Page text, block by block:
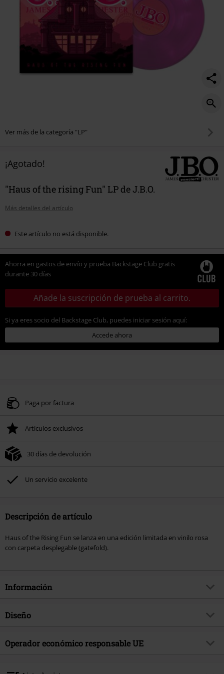
Ver más de la categoría "LP"
¡Agotado!
"Haus of the rising Fun" LP de J.B.O.
Más detalles del artículo
Este artículo no está disponible.
Ahorra en gastos de envío y prueba Backstage Club gratis
durante 30 días
Añade la suscripción de prueba al carrito.
Si ya eres socio del Backstage Club, puedes iniciar sesión aquí:
Accede ahora
Paga por factura
Artículos exclusivos
30 días de devolución
Un servicio excelente
Descripción de artículo
Haus of the Rising Fun se lanza en una edición limitada en vinilo rosa
con carpeta desplegable (gatefold).
Información
Artículo no.
Género Musical
Heavy Metal
Diseño
Tipo de producto
LP
Operador económico responsable UE
Alter Wandrahm 14